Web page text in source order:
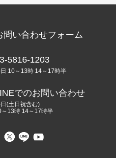
問い合わせフォーム
5816-1203
10～13時 14～17時半
でのお問い合わせ
(土日祝含む)
～13時 14～17時半